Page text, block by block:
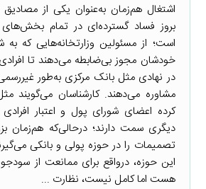
اشتغال هم‌زمان به‌عنوان یکی از مصادیق
بروز فساد گسترده‌ای در تمام بخش‌های
است؛ از مسئولین وزارتخانه‌هایی که
خودشان مجوز بی‌ضابطه می‌دهند تا
در نهادی مثل بانک مرکزی به‌طور
مشاوره می‌دهند. کارشناسان می‌گویند
کرده اعضای شورای پول و اعتبار
دیگری سمت دارند؛ درحالی‌که هم‌زمان
تصمیمات را در حوزه پولی و بانکی
این حوزه، درواقع برای ممانعت از
هست اما کامل نیست، نظارت ...